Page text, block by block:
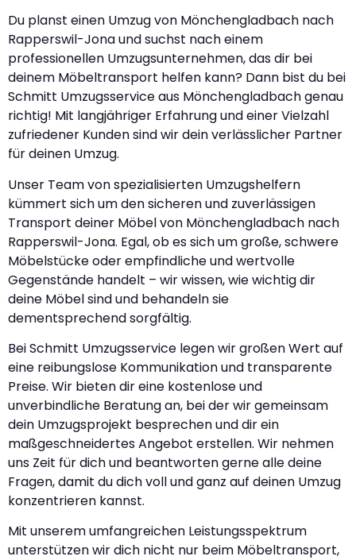
Du planst einen Umzug von Mönchengladbach nach
Rapperswil-Jona und suchst nach einem
professionellen Umzugsunternehmen, das dir bei
deinem Möbeltransport helfen kann? Dann bist du bei
Schmitt Umzugsservice aus Mönchengladbach genau
richtig! Mit langjähriger Erfahrung und einer Vielzahl
zufriedener Kunden sind wir dein verlässlicher Partner
für deinen Umzug.
Unser Team von spezialisierten Umzugshelfern
kümmert sich um den sicheren und zuverlässigen
Transport deiner Möbel von Mönchengladbach nach
Rapperswil-Jona. Egal, ob es sich um große, schwere
Möbelstücke oder empfindliche und wertvolle
Gegenstände handelt – wir wissen, wie wichtig dir
deine Möbel sind und behandeln sie
dementsprechend sorgfältig.
Bei Schmitt Umzugsservice legen wir großen Wert auf
eine reibungslose Kommunikation und transparente
Preise. Wir bieten dir eine kostenlose und
unverbindliche Beratung an, bei der wir gemeinsam
dein Umzugsprojekt besprechen und dir ein
maßgeschneidertes Angebot erstellen. Wir nehmen
uns Zeit für dich und beantworten gerne alle deine
Fragen, damit du dich voll und ganz auf deinen Umzug
konzentrieren kannst.
Mit unserem umfangreichen Leistungsspektrum
unterstützen wir dich nicht nur beim Möbeltransport,